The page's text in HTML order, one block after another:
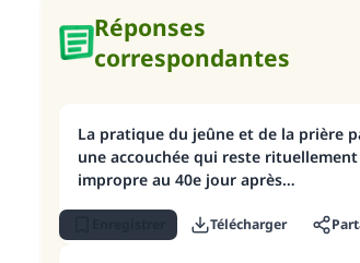
Réponses
correspondantes
La pratique du jeûne et de la prière
une accouchée qui reste rituellement
impropre au 40e jour après
Télécharger